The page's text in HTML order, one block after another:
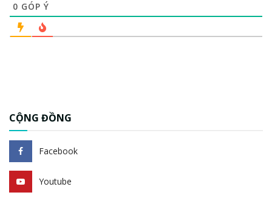
0 GÓP Ý
CỘNG ĐỒNG
Facebook
Youtube